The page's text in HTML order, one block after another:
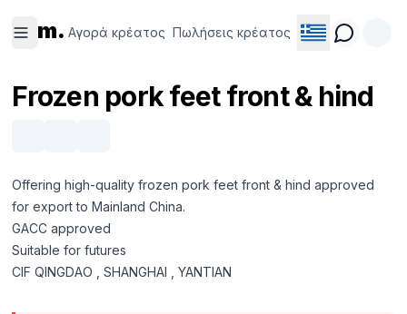
m. Αγορά κρέατος Πωλήσεις κρέατος
κρέατος κρέατος
Frozen pork feet front & hind
Offering high-quality frozen pork feet front & hind approved
for export to Mainland China.
GACC approved
Suitable for futures
CIF QINGDAO , SHANGHAI , YANTIAN